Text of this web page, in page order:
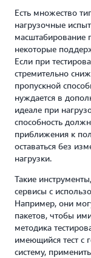
Есть множество
нагрузочные
масштабирование
некоторые
Если при
стремительно
пропускной
нуждается в
идеале при
способность
приближения к
оставаться без
нагрузки.
Такие
сервисы с
Например, они
пакетов, чтобы
методика
имеющийся тест с
систему,